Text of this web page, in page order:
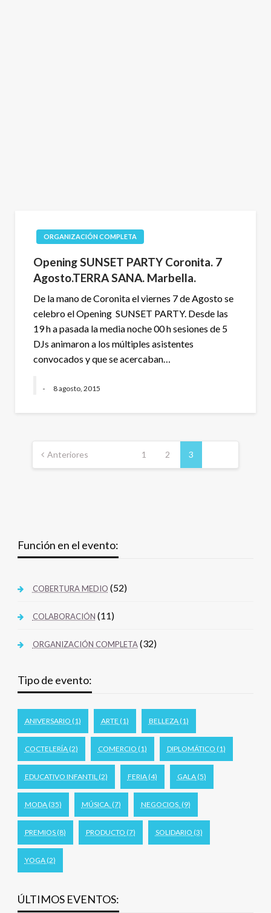
ORGANIZACIÓN COMPLETA
Opening SUNSET PARTY Coronita. 7
Agosto.TERRA SANA. Marbella.
De la mano de Coronita el viernes 7 de Agosto se
celebro el Opening SUNSET PARTY. Desde las
19 h a pasada la media noche 00 h sesiones de 5
DJs animaron a los múltiples asistentes
convocados y que se acercaban…
- 8 agosto, 2015
Anteriores 1 2 3
Función en el evento:
COBERTURA MEDIO (52)
COLABORACIÓN (11)
ORGANIZACIÓN COMPLETA(32)
Tipo de evento:
ANIVERSARIO (1) ARTE (1) BELLEZA(1)
COCTELERÍA(2) COMERCIO (1) DIPLOMÁTICO (1)
EDUCATIVO INFANTIL(2) FERIA(4) GALA(5)
MODA(35) MÚSICA. (7) NEGOCIOS. (9)
PREMIOS(8) PRODUCTO (7) SOLIDARIO (3)
YOGA(2)
ÚLTIMOS EVENTOS: